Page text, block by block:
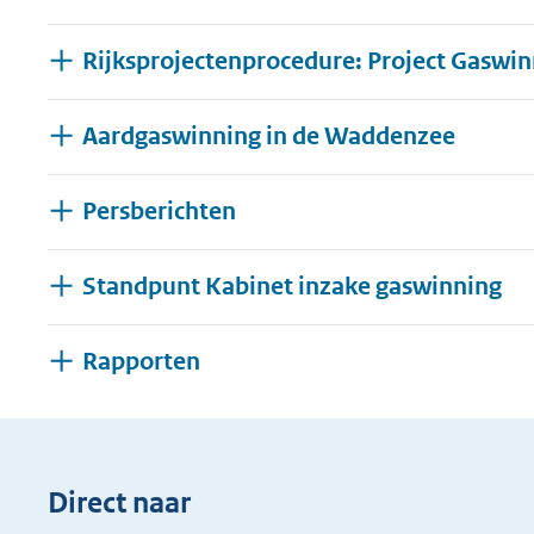
geweigerd.
Rijksprojectenprocedure: Project
Aardgaswinning in de Waddenzee
Persberichten
Standpunt Kabinet inzake gaswinning
RapportenUitklappen
Direct naar